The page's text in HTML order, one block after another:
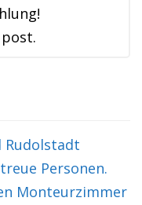
Rudolstadt
Personen.
Monteurzimmer